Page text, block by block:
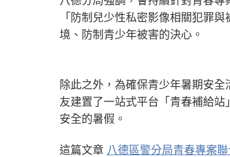
「防制兒少性私密影像相關犯罪
境、防制青少年被害的決心。
除此之外，為確保青少年暑期安
友建置了一站式平台「青春補給
安全的暑假。
這篇文章 八德區警分局青春專案